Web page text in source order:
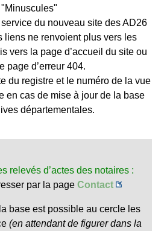
"Minuscules"
du nouveau site des AD26
liens ne renvoient plus vers les
vers la page d’accueil du site ou
page d’erreur 404.
du registre et le numéro de la vue
en cas de mise à jour de la base
départementales.
relevés d’actes des notaires :
par la page Contact
base est possible au cercle les
(en attendant de figurer dans la